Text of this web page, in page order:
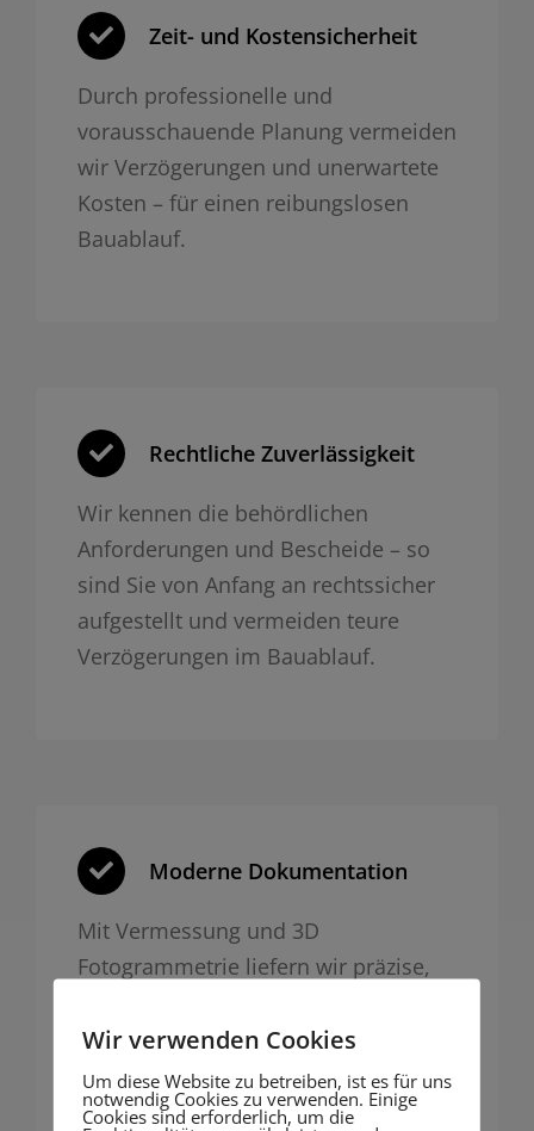
Zeit- und Kosten­sicherheit
Durch professionelle und
vorausschauende Planung vermeiden
wir Verzögerungen und unerwartete
Kosten – für einen reibungslosen
Bauablauf.
Rechtliche Zuverlässigkeit
Wir kennen die behördlichen
Anforderungen und Bescheide – so
sind Sie von Anfang an rechtssicher
aufgestellt und vermeiden teure
Verzögerungen im Bauablauf.
Moderne Dokumentation
Mit Vermessung und 3D
Fotogrammetrie liefern wir präzise,
Behörden oder Bauakte – digital und
zukunftssicher.
Wir verwenden Cookies
Um diese Website zu betreiben, ist es für uns
notwendig Cookies zu verwenden. Einige
Cookies sind erforderlich, um die